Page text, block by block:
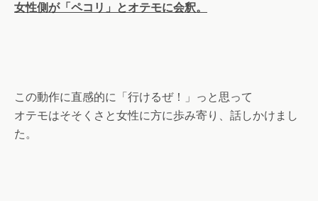
女性側が「ペコリ」とオテモに会釈。
この動作に直感的に「行けるぜ！」っと思って
オテモはそそくさと女性に方に歩み寄り、話しかけまし
た。